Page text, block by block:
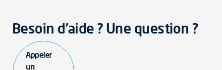
Besoin d'aide ? Une question ?
Appeler
un